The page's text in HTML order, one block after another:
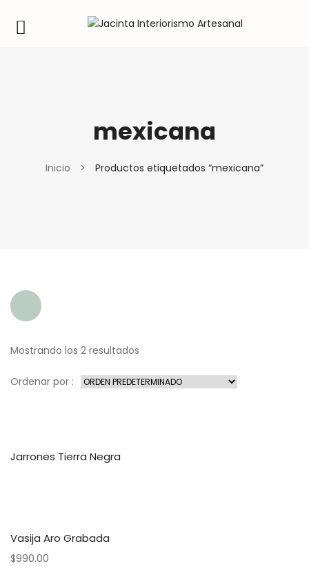
mexicana
Inicio > Productos etiquetados “mexicana”
Mostrando los 2 resultados
Ordenar por :
Jarrones Tierra Negra
Vasija Aro Grabada
$990.00